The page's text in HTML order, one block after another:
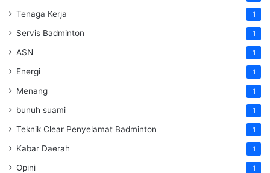
Tenaga Kerja 1
Servis Badminton 1
ASN 1
Energi 1
Menang 1
bunuh suami 1
Teknik Clear Penyelamat Badminton 1
Kabar Daerah 1
Opini 1